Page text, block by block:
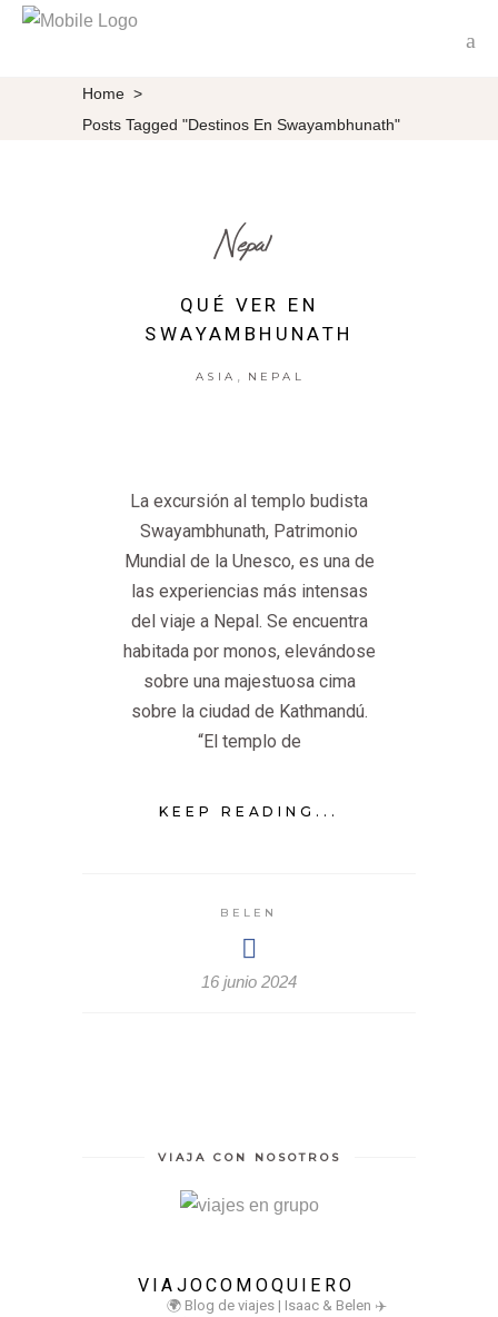
Home >
Posts Tagged "destinos En Swayambhunath"
Nepal
QUÉ VER EN
SWAYAMBHUNATH
ASIA NEPAL
La excursión al templo budista
Swayambhunath, Patrimonio
Mundial de la Unesco, es una de
las experiencias más intensas
del viaje a Nepal. Se encuentra
habitada por monos, elevándose
sobre una majestuosa cima
sobre la ciudad de Kathmandú.
“El templo de
KEEP READING...
BELEN
16 junio 2024
VIAJA CON NOSOTROS
VIAJOCOMOQUIERO
🌍 Blog de viajes | Isaac & Belen ✈️